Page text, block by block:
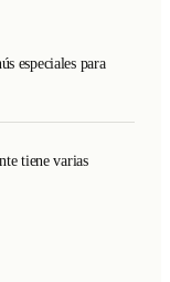
especiales para
tiene varias